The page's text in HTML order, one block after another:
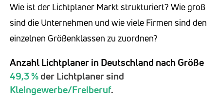
Wie ist der Lichtplaner Markt strukturiert? Wie groß
sind die Unternehmen und wie viele Firmen sind den
einzelnen Größenklassen zu zuordnen?
Anzahl Lichtplaner in Deutschland nach Größe
49,3 %der Lichtplaner sind
Kleingewerbe/Freiberuf.